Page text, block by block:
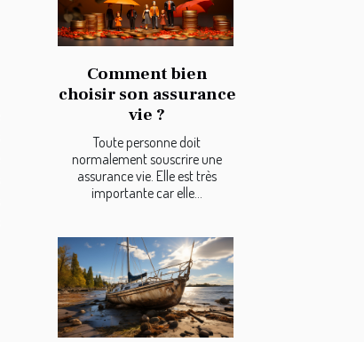
Comment bien
choisir son assurance
vie ?
Toute personne doit
normalement souscrire une
assurance vie. Elle est très
importante car elle...